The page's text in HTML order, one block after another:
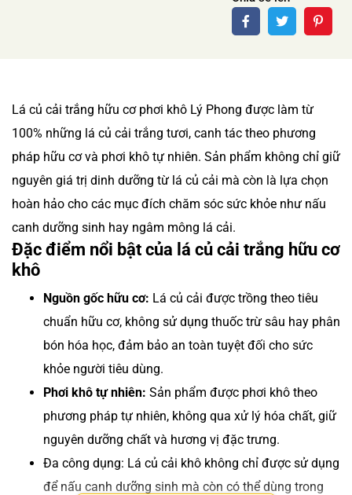
Lá củ cải trắng hữu cơ phơi khô Lý Phong được làm từ
100% những lá củ cải trắng tươi, canh tác theo phương
pháp hữu cơ và phơi khô tự nhiên. Sản phẩm không chỉ giữ
nguyên giá trị dinh dưỡng từ lá củ cải mà còn là lựa chọn
hoàn hảo cho các mục đích chăm sóc sức khỏe như nấu
canh dưỡng sinh hay ngâm mông lá cải.
Đặc điểm nổi bật của lá củ cải trắng hữu cơ
khô
Nguồn gốc hữu cơ: Lá củ cải được trồng theo tiêu
chuẩn hữu cơ, không sử dụng thuốc trừ sâu hay phân
bón hóa học, đảm bảo an toàn tuyệt đối cho sức
khỏe người tiêu dùng.
Phơi khô tự nhiên: Sản phẩm được phơi khô theo
phương pháp tự nhiên, không qua xử lý hóa chất, giữ
nguyên dưỡng chất và hương vị đặc trưng.
Đa công dụng: Lá củ cải khô không chỉ được sử dụng
để nấu canh dưỡng sinh mà còn có thể dùng trong